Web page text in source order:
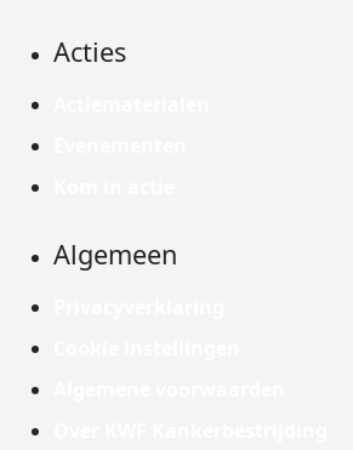
Acties
Algemeen